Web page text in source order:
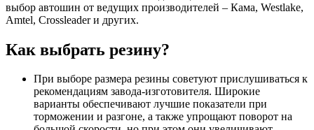
выбор автошин от ведущих производителей – Кама, Westlake,
Amtel, Crossleader и других.
Как выбрать резину?
При выборе размера резины советуют прислушиваться к
рекомендациям завода-изготовителя. Широкие
варианты обеспечивают лучшие показатели при
торможении и разгоне, а также упрощают поворот на